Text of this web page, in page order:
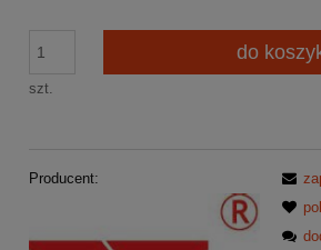
szt.
do
Producent: